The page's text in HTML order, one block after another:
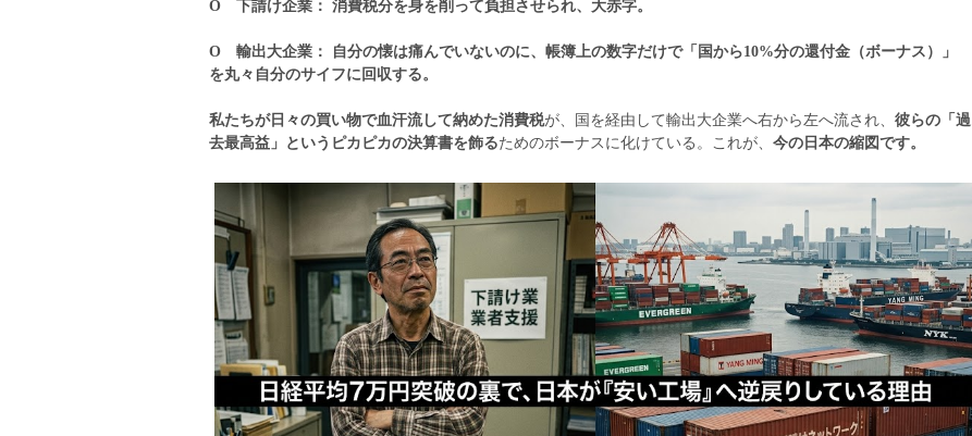
Ο 下請け企業： 消費税分を身を削って負担させられ、大赤字。
Ο 輸出大企業： 自分の懐は痛んでいないのに、帳簿上の数字だけで「国から10%分の還付金（ボーナス）」
を丸々自分のサイフに回収する。
私たちが日々の買い物で血汗流して納めた消費税が、国を経由して輸出大企業へ右から左へ流され、 彼らの「過
去最高益」というピカピカの決算書を飾るためのボーナスに化けている。これが、 今の日本の縮図です。